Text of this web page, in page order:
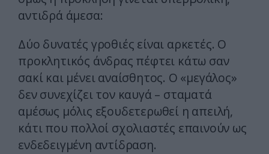
αντιδρά άμεσα:
Δύο δυνατές γροθιές είναι αρκετές. Ο
προκλητικός άνδρας πέφτει κάτω σαν
σακί και μένει αναίσθητος. Ο «μεγάλος»
δεν συνεχίζει τον καυγά – σταματά
αμέσως μόλις εξουδετερωθεί η απειλή,
κάτι που πολλοί σχολιαστές επαινούν ως
ενδεδειγμένη αντίδραση.